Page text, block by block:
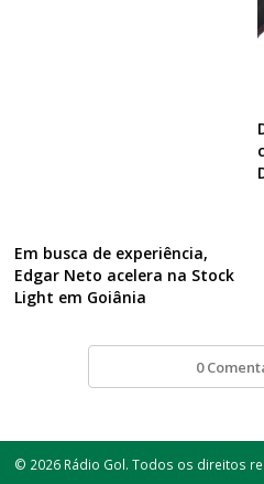
Em busca de experiência,
Edgar Neto acelera na Stock
Light em Goiânia
0
© 2026 Rádio Gol. Todos os direitos